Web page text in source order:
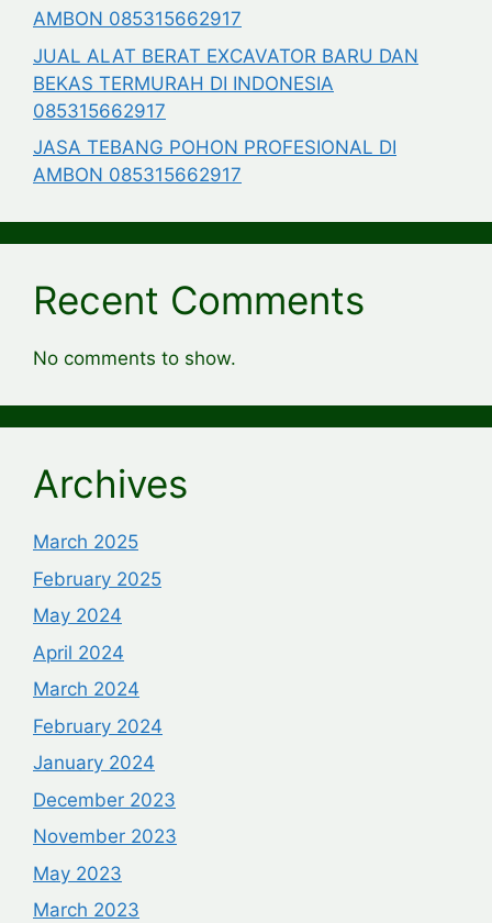
AMBON 085315662917
JUAL ALAT BERAT EXCAVATOR BARU DAN
BEKAS TERMURAH DI INDONESIA
085315662917
JASA TEBANG POHON PROFESIONAL DI
AMBON 085315662917
Recent Comments
No comments to show.
Archives
March 2025
February 2025
May 2024
April 2024
March 2024
February 2024
January 2024
December 2023
November 2023
May 2023
March 2023